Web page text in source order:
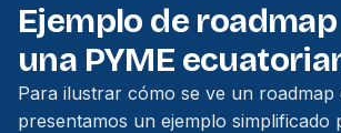
Ejemplo de
una PYME
Para ilustrar cómo se ve un roadmap
presentamos un ejemplo simplificado